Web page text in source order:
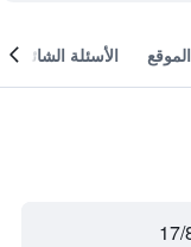
الموقع الأسئلة الشائعة